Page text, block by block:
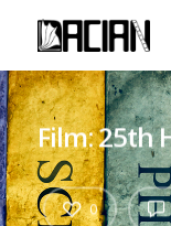
Film: 25th
0